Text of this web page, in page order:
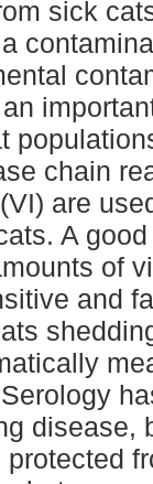
sick
chain
are
A
of
and
disease,